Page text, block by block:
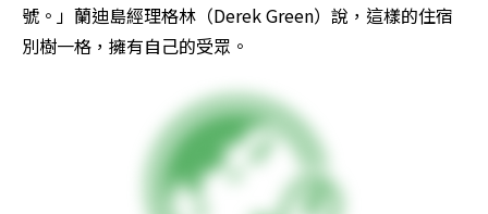
號。」蘭迪島經理格林（Derek Green）說，這樣的住宿
別樹一格，擁有自己的受眾。